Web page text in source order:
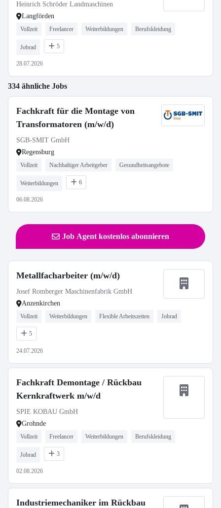
Heinrich Schröder Landmaschinen
Langförden
Vollzeit Freelancer Weiterbildungen Berufskleidung
Jobrad 5
28.07.2026
334 ähnliche Jobs
Fachkraft für die Montage von
Transformatoren (m/w/d)
SGB-SMIT GmbH
Regensburg
Vollzeit Nachhaltiger Arbeitgeber Gesundheitsangebote
Weiterbildungen 6
06.08.2026
Job Agent kostenlos abonnieren
Metallfacharbeiter (m/w/d)
Josef Romberger Maschinenfabrik GmbH
Anzenkirchen
Vollzeit Weiterbildungen Flexible Arbeitszeiten Jobrad
5
24.07.2026
Fachkraft Demontage / Rückbau
Kernkraftwerk m/w/d
SPIE KOBAU GmbH
Grohnde
Vollzeit Freelancer Weiterbildungen Berufskleidung
Jobrad 3
02.08.2026
Industriemechaniker im Rückbau